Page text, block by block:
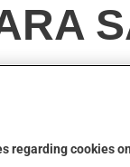
soulager la
regarding cookies